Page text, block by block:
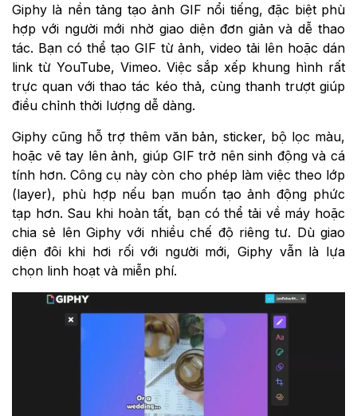
Giphy là nền tảng tạo ảnh GIF nổi tiếng, đặc biệt phù
hợp với người mới nhờ giao diện đơn giản và dễ thao
tác. Bạn có thể tạo GIF từ ảnh, video tải lên hoặc dán
link từ YouTube, Vimeo. Việc sắp xếp khung hình rất
trực quan với thao tác kéo thả, cùng thanh trượt giúp
điều chỉnh thời lượng dễ dàng.
Giphy cũng hỗ trợ thêm văn bản, sticker, bộ lọc màu,
hoặc vẽ tay lên ảnh, giúp GIF trở nên sinh động và cá
tính hơn. Công cụ này còn cho phép làm việc theo lớp
(layer), phù hợp nếu bạn muốn tạo ảnh động phức
tạp hơn. Sau khi hoàn tất, bạn có thể tải về máy hoặc
chia sẻ lên Giphy với nhiều chế độ riêng tư. Dù giao
diện đôi khi hơi rối với người mới, Giphy vẫn là lựa
chọn linh hoạt và miễn phí.